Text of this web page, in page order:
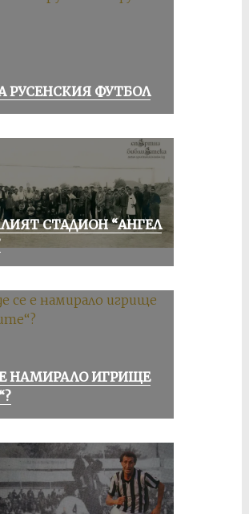
РУСЕНСКИЯ ФУТБОЛ
СТАДИОН “АНГЕЛ
Е НАМИРАЛО ИГРИЩЕ